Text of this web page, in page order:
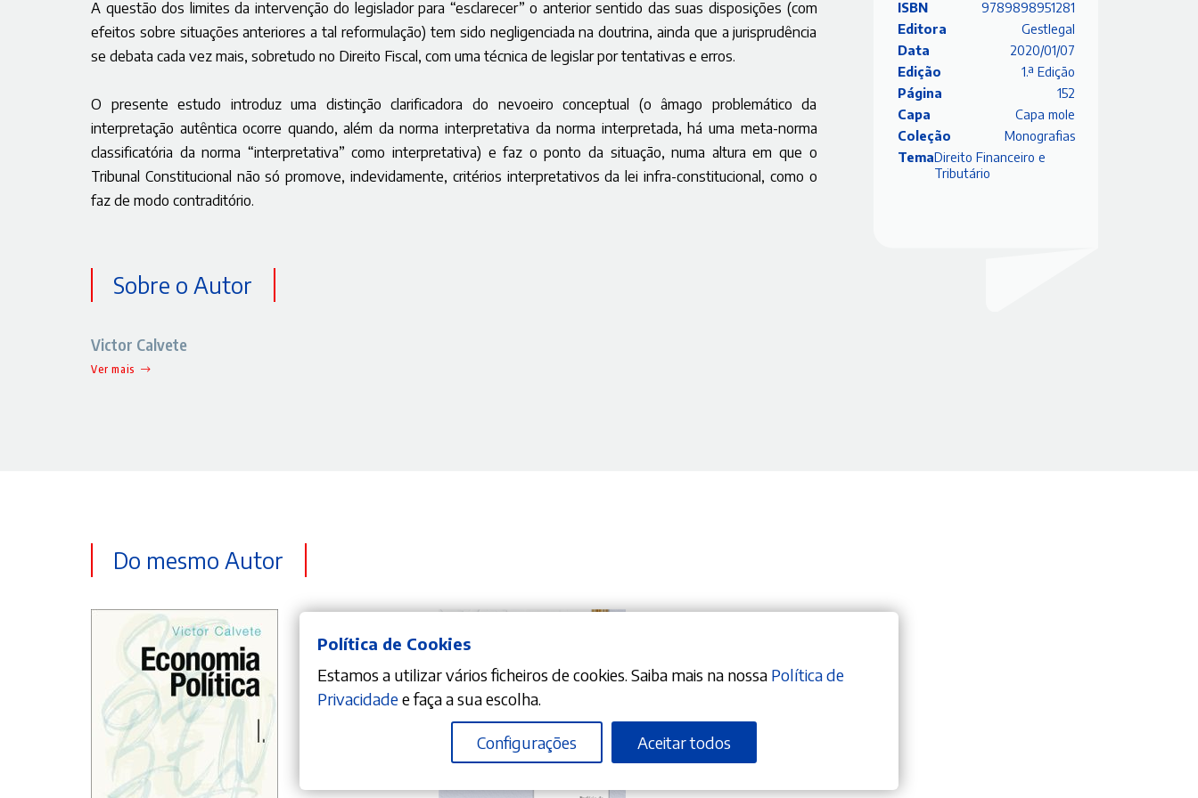
A questão dos limites da intervenção do legislador para “esclarecer” o anterior sentido das suas disposições (com
efeitos sobre situações anteriores a tal reformulação) tem sido negligenciada na doutrina, ainda que a jurisprudência
se debata cada vez mais, sobretudo no Direito Fiscal, com uma técnica de legislar por tentativas e erros.
O presente estudo introduz uma distinção clarificadora do nevoeiro conceptual (o âmago problemático da
interpretação autêntica ocorre quando, além da norma interpretativa da norma interpretada, há uma meta-norma
classificatória da norma “interpretativa” como interpretativa) e faz o ponto da situação, numa altura em que o
Tribunal Constitucional não só promove, indevidamente, critérios interpretativos da lei infra-constitucional, como o
faz de modo contraditório.
Sobre o Autor
Victor Calvete
Ver mais
ISBN
9789898951281
Editora
Gestlegal
Data
2020/01/07
Edição
1.ª Edição
Página
152
Capa
Capa mole
Coleção
Monografias
TemaDireito Financeiro e
Tributário
Do mesmo Autor
Política de Cookies
Estamos a utilizar vários ficheiros de cookies. Saiba mais na nossa Política de
Privacidadee faça a sua escolha.
Configurações Aceitar todos